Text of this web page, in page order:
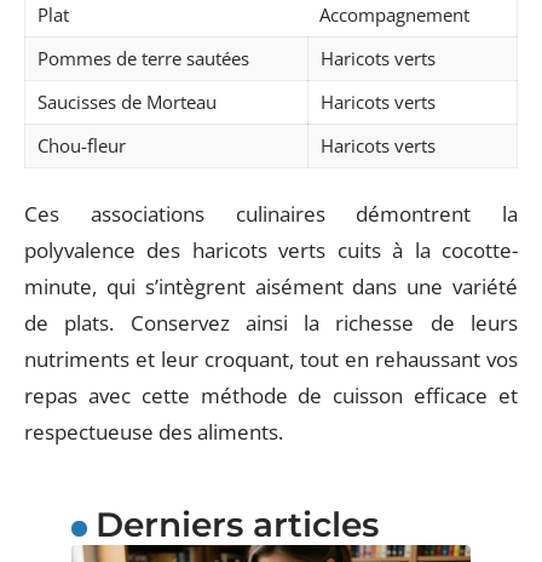
Plat
Accompagnement
Pommes de terre sautées
Haricots verts
Saucisses de Morteau
Haricots verts
Chou-fleur
Haricots verts
Ces associations culinaires démontrent la
polyvalence des haricots verts cuits à la cocotte-
minute, qui s’intègrent aisément dans une variété
de plats. Conservez ainsi la richesse de leurs
nutriments et leur croquant, tout en rehaussant vos
repas avec cette méthode de cuisson efficace et
respectueuse des aliments.
Derniers articles